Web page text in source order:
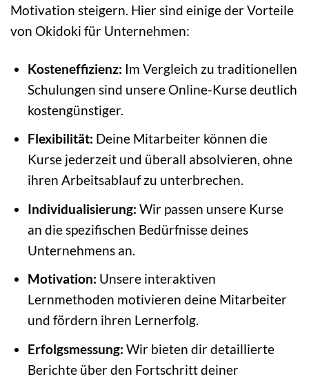
Motivation steigern. Hier sind einige der Vorteile
von Okidoki für Unternehmen:
Kosteneffizienz: Im Vergleich zu traditionellen
Schulungen sind unsere Online-Kurse deutlich
kostengünstiger.
Flexibilität: Deine Mitarbeiter können die
Kurse jederzeit und überall absolvieren, ohne
ihren Arbeitsablauf zu unterbrechen.
Individualisierung: Wir passen unsere Kurse
an die spezifischen Bedürfnisse deines
Unternehmens an.
Motivation: Unsere interaktiven
Lernmethoden motivieren deine Mitarbeiter
und fördern ihren Lernerfolg.
Erfolgsmessung: Wir bieten dir detaillierte
Berichte über den Fortschritt deiner